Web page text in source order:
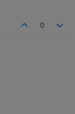
0
getriggert? Mein
tolle Bild leider